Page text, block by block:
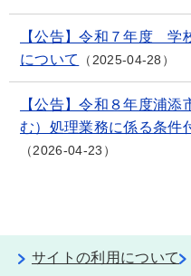
【公告】令和７年度 学
について
2025-04-28
【公告】令和８年度浦
む）処理業務に係る条件
2026-04-23
サイトの利用について